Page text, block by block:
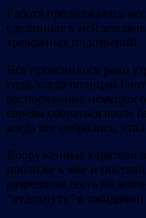
Работа продолжалась
сделанные в ней
тревожных подозрений.
Все прояснилось рано
года, когда полицаи
распоряжение
евреям собраться возле
когда все собрались,
Вооруженные каратели
поближе к яме и
разрешили сесть на
“отдохнуть” в